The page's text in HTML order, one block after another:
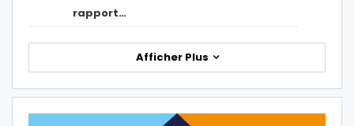
rapport…
Afficher Plus